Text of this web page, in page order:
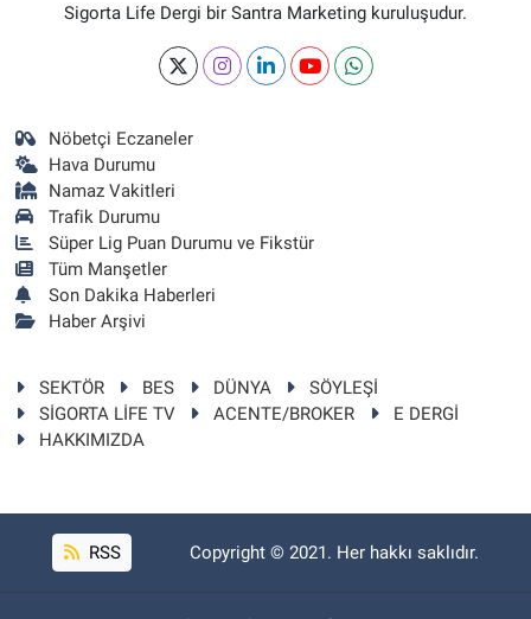
Sigorta Life Dergi bir Santra Marketing kuruluşudur.
Nöbetçi Eczaneler
Hava Durumu
Namaz Vakitleri
Trafik Durumu
Süper Lig Puan Durumu ve Fikstür
Tüm Manşetler
Son Dakika Haberleri
Haber Arşivi
SEKTÖR BES DÜNYA
SÖYLEŞİ
SİGORTA LİFE TV
ACENTE/BROKER
E DERGİ
HAKKIMIZDA
RSS Copyright © 2021. Her hakkı saklıdır.